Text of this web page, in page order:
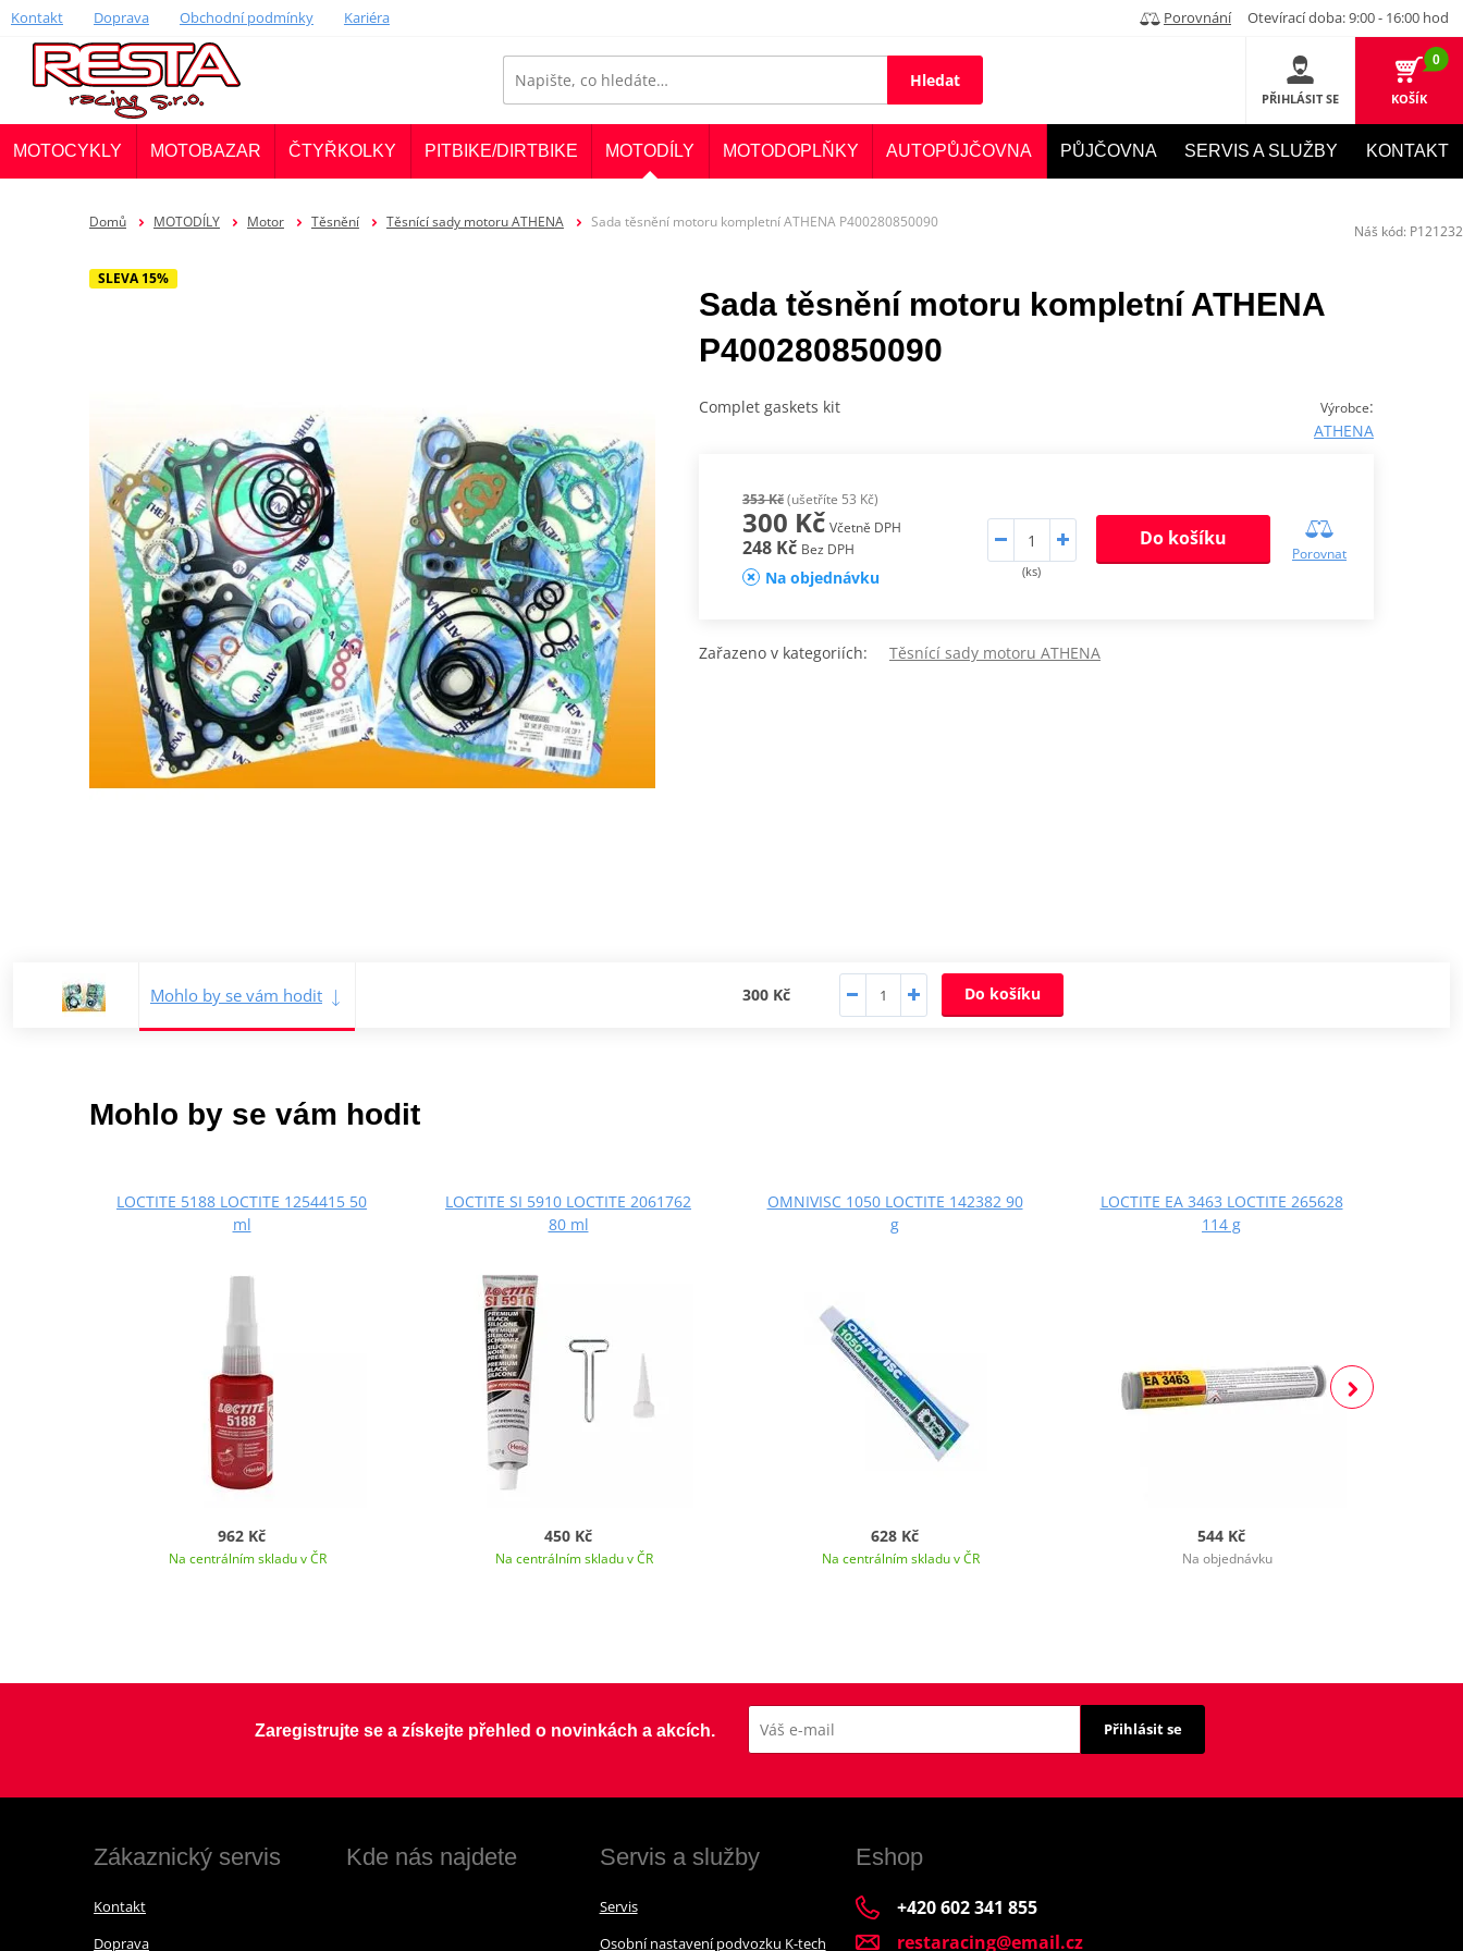
Kontakt Doprava Obchodní podmínky Kariéra Porovnání Otevírací doba: 9:00 - 16:00 hod
Hledat
PŘIHLÁSIT SE
0
KOŠÍK
MOTOCYKLY MOTOBAZAR ČTYŘKOLKY PITBIKE/DIRTBIKE MOTODÍLY MOTODOPLŇKY AUTOPŮJČOVNA PŮJČOVNA SERVIS A SLUŽBY KONTAKT
Domů MOTODÍLY Motor Těsnění Těsnící sady motoru ATHENA Sada těsnění motoru kompletní ATHENA P400280850090
SLEVA 15%
Sada těsnění motoru kompletní ATHENA
P400280850090
Výrobce:
ATHENA
Complet gaskets kit
353 Kč(ušetříte 53 Kč)
300 Kč Včetně DPH
248 Kč Bez DPH
Na objednávku (ks)
Do košíku
Porovnat
Zařazeno v kategoriích: Těsnící sady motoru ATHENA
Mohlo by se vám hodit 300 Kč Do košíku
Náš kód: P121232
Mohlo by se vám hodit
LOCTITE 5188 LOCTITE 1254415 50
ml
962 Kč
Na centrálním skladu v ČR
LOCTITE SI 5910 LOCTITE 2061762
80 ml
450 Kč
Na centrálním skladu v ČR
OMNIVISC 1050 LOCTITE 142382 90
g
628 Kč
Na centrálním skladu v ČR
LOCTITE EA 3463 LOCTITE 265628
114 g
544 Kč
Na objednávku
Zaregistrujte se a získejte přehled o novinkách a akcích. Přihlásit se
Zákaznický servis
Kontakt
Doprava
Kde nás najdete Servis a služby
Servis
Osobní nastavení podvozku K-tech
Eshop
+420 602 341 855
restaracing@email.cz